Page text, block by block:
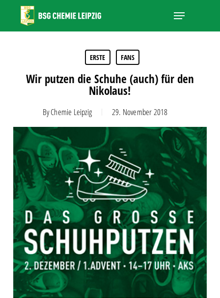
main
Menu
ERSTE FANS
Wir putzen die Schuhe (auch) für den
Nikolaus!
ByChemie Leipzig 29. November 2018
Close